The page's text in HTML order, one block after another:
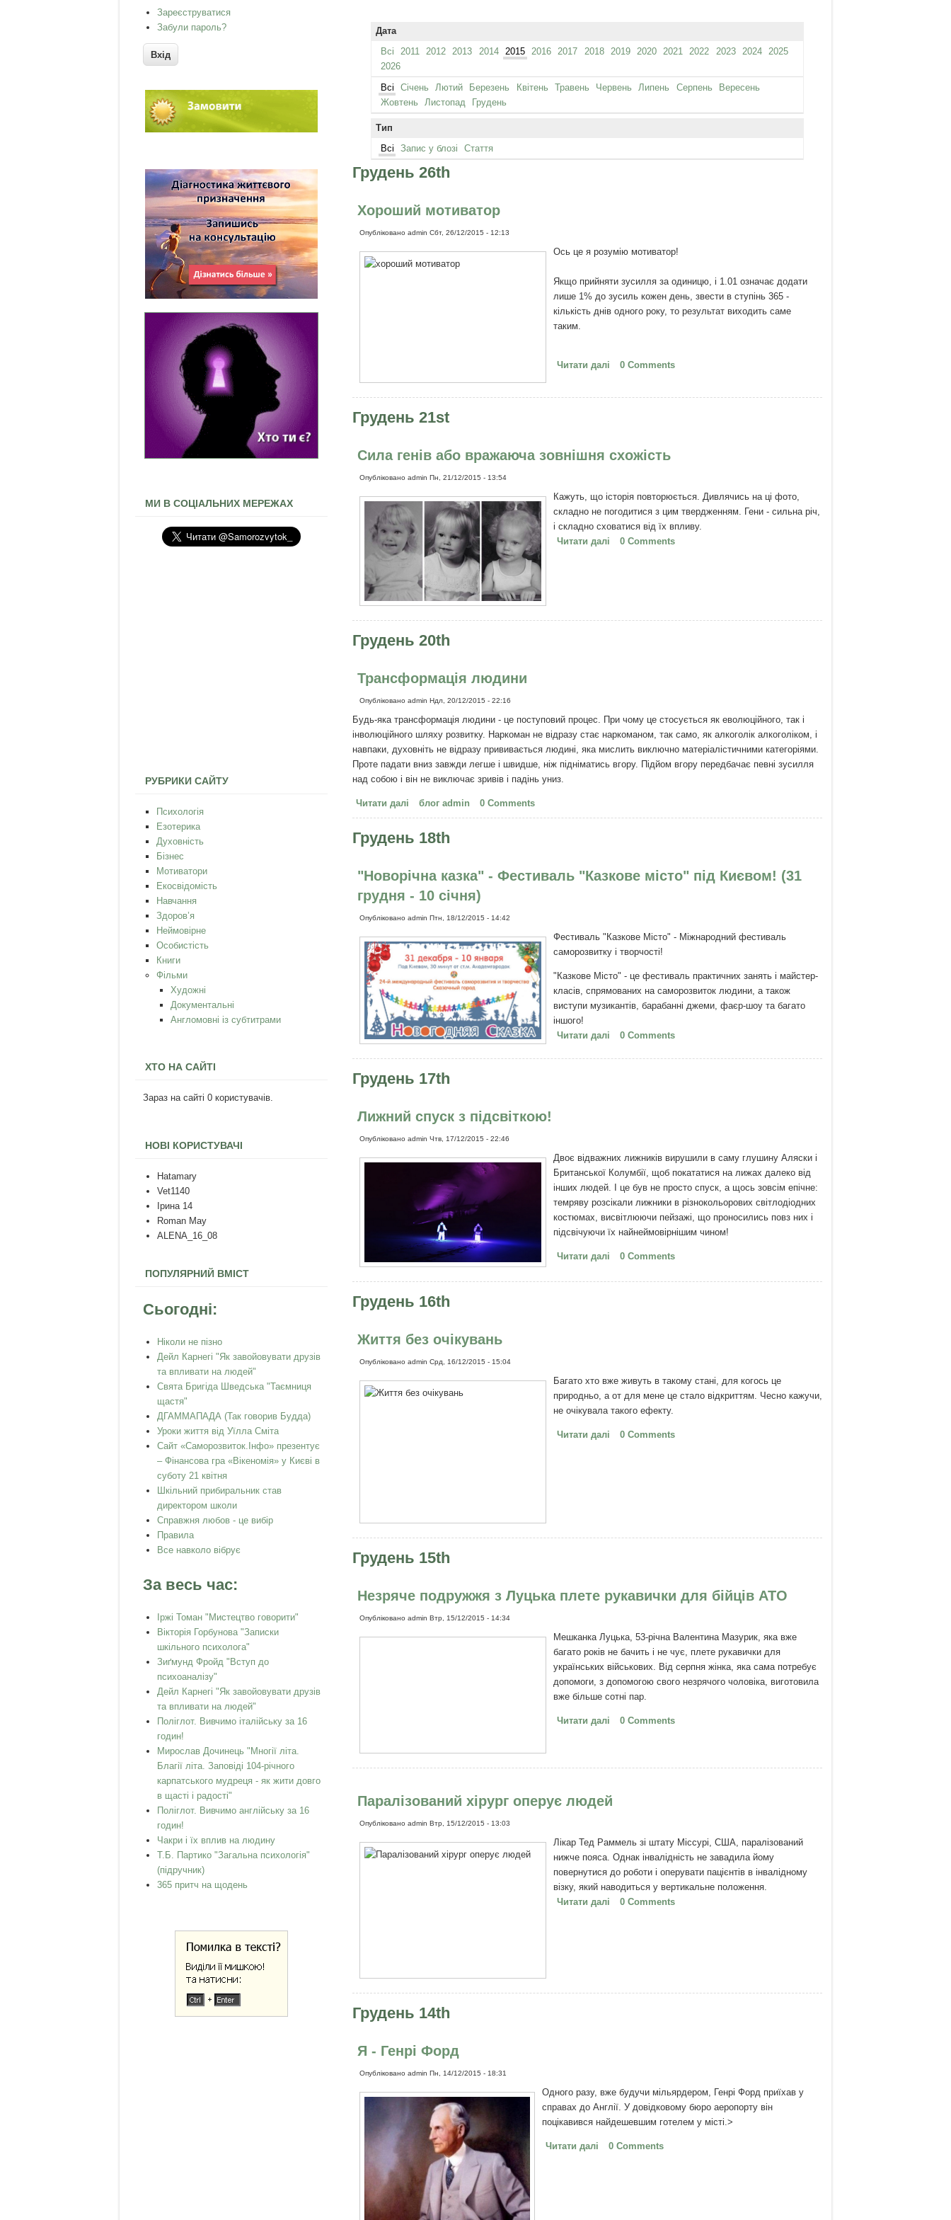
Дата
Всі
2011 2012 2013 2014 2015 2016 2017 2018 2019 2020 2021 2022 2023 2024
2025
2026
Всі
Січень Лютий Березень Квітень Травень Червень Липень Серпень
Вересень
Жовтень
Листопад Грудень
Тип
Всі
Запис у блозі Стаття
Грудень 26th
Хороший мотиватор
Опублікованоadmin Сбт, 26/12/2015 - 12:13
Ось це я розумію мотиватор!
Якщо прийняти зусилля за одиницю, і 1.01 означає додати
лише 1% до зусиль кожен день, звести в ступінь 365 -
кількість днів одного року, то результат виходить саме
таким.
Читати далі про Хороший мотиватор
0 Comments
Грудень 21st
Сила генів або вражаюча зовнішня схожість
Опублікованоadmin Пн, 21/12/2015 - 13:54
Кажуть, що історія повторюється. Дивлячись на ці фото,
складно не погодитися з цим твердженням. Гени - сильна річ,
і складно сховатися від їх впливу.
Читати далі про Сила генів або вражаюча зовнішня
0 Comments
Грудень 20th
Трансформація людини
Опублікованоadmin Ндл, 20/12/2015 - 22:16
Будь-яка трансформація людини - це поступовий процес. При чому це стосується як еволюційного, так і
інволюційного шляху розвитку. Наркоман не відразу стає наркоманом, так само, як алкоголік алкоголіком, і
навпаки, духовніть не відразу прививається людині, яка мислить виключно матеріалістичними категоріями.
Проте падати вниз завжди легше і швидше, ніж підніматись вгору. Підйом вгору передбачає певні зусилля
над собою і він не виключає зривів і падінь униз.
Читати далі про Трансформація людини
блог admin 0 Comments
Грудень 18th
"Новорічна казка" - Фестиваль "Казкове місто" під Києвом! (31
грудня - 10 січня)
Опублікованоadmin Птн, 18/12/2015 - 14:42
Фестиваль "Казкове Місто" - Міжнародний фестиваль
саморозвитку і творчості!
"Казкове Місто" - це фестиваль практичних занять і майстер-
класів, спрямованих на саморозвиток людини, а також
виступи музикантів, барабанні джеми, фаєр-шоу та багато
іншого!
Читати далі про "Новорічна казка" - Фестиваль "Казкове
0 Comments
Грудень 17th
Лижний спуск з підсвіткою!
Опублікованоadmin Чтв, 17/12/2015 - 22:46
Двоє відважних лижників вирушили в саму глушину Аляски і
Британської Колумбії, щоб покататися на лижах далеко від
інших людей. І це був не просто спуск, а щось зовсім епічне:
темряву розсікали лижники в різнокольорових світлодіодних
костюмах, висвітлюючи пейзажі, що проносились повз них і
підсвічуючи їх найнеймовірнішим чином!
Читати далі про Лижний спуск з підсвіткою!
0 Comments
Грудень 16th
Життя без очікувань
Опублікованоadmin Срд, 16/12/2015 - 15:04
Багато хто вже живуть в такому стані, для когось це
природньо, а от для мене це стало відкриттям. Чесно кажучи,
не очікувала такого ефекту.
Читати далі про Життя без очікувань
0 Comments
Грудень 15th
Незряче подружжя з Луцька плете рукавички для бійців АТО
Опублікованоadmin Втр, 15/12/2015 - 14:34
Мешканка Луцька, 53-річна Валентина Мазурик, яка вже
багато років не бачить і не чує, плете рукавички для
українських військових. Від серпня жінка, яка сама потребує
допомоги, з допомогою свого незрячого чоловіка, виготовила
вже більше сотні пар.
Читати далі про Незряче подружжя з Луцька плете
0 Comments
Паралізований хірург оперує людей
Опублікованоadmin Втр, 15/12/2015 - 13:03
Лікар Тед Раммель зі штату Міссурі, США, паралізований
нижче пояса. Однак інвалідність не завадила йому
повернутися до роботи і оперувати пацієнтів в інвалідному
візку, який наводиться у вертикальне положення.
Читати далі про Паралізований хірург оперує людей
0 Comments
Грудень 14th
Я - Генрі Форд
Опублікованоadmin Пн, 14/12/2015 - 18:31
Одного разу, вже будучи мільярдером, Генрі Форд приїхав у
справах до Англії. У довідковому бюро аеропорту він
поцікавився найдешевшим готелем у місті.>
Читати далі про Я - Генрі Форд
0 Comments
Зареєструватися
Забули пароль?
МИ В СОЦІАЛЬНИХ МЕРЕЖАХ
РУБРИКИ САЙТУ
Психологія
Езотерика
Духовність
Бізнес
Мотиватори
Екосвідомість
Навчання
Здоров’я
Неймовірне
Особистість
Книги
Фільми
Художні
Документальні
Англомовні із субтитрами
ХТО НА САЙТІ
Зараз на сайті 0 користувачів.
НОВІ КОРИСТУВАЧІ
Hatamary
Vet1140
Ірина 14
Roman May
ALENA_16_08
ПОПУЛЯРНИЙ ВМІСТ
Сьогодні:
Ніколи не пізно
Дейл Карнегі "Як завойовувати друзів
та впливати на людей"
Свята Бригіда Шведська "Таємниця
щастя"
ДГАММАПАДА (Так говорив Будда)
Уроки життя від Уїлла Сміта
Сайт «Саморозвиток.Інфо» презентує
– Фінансова гра «Вікеномія» у Києві в
суботу 21 квітня
Шкільний прибиральник став
директором школи
Справжня любов - це вибір
Правила
Все навколо вібрує
За весь час:
Іржі Томан "Мистецтво говорити"
Вікторія Горбунова "Записки
шкільного психолога"
Зиґмунд Фройд "Вступ до
психоаналізу"
Дейл Карнегі "Як завойовувати друзів
та впливати на людей"
Поліглот. Вивчимо італійську за 16
годин!
Мирослав Дочинець "Многії літа.
Благії літа. Заповіді 104-річного
карпатського мудреця - як жити довго
в щасті і радості"
Поліглот. Вивчимо англійську за 16
годин!
Чакри і їх вплив на людину
Т.Б. Партико "Загальна психологія"
(підручник)
365 притч на щодень